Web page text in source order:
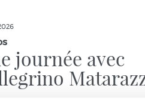
journée avec